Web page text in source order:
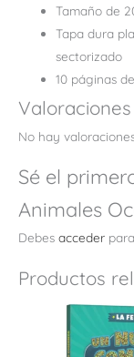
Tamaño de
Tapa dura
sectorizado
10 páginas
Valoraciones
No hay
Sé el
Animales
Debes acceder
Productos